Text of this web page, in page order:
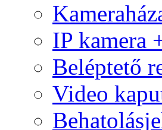
IP kamera
Beléptető
Video